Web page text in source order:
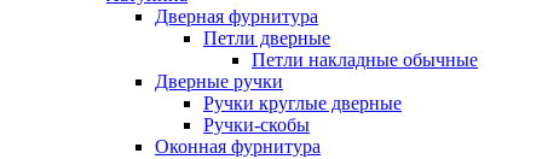
Дверная фурнитура
Петли дверные
Петли накладные обычные
Дверные ручки
Ручки круглые дверные
Ручки-скобы
Оконная фурнитура